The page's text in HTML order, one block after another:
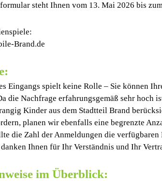
steht Ihnen vom 13. Mai 2026 bis
Brand.de
Eingangs spielt keine Rolle – Sie können
die Nachfrage erfahrungsgemäß sehr hoch
Kinder aus dem Stadtteil Brand
planen wir ebenfalls eine begrenzte
die Zahl der Anmeldungen die
Ihnen für Ihr Verständnis und Ihr
im Überblick: